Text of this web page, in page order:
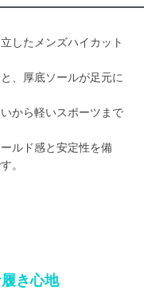
したメンズハイカット
、厚底ソールが足元に
から軽いスポーツまで
ルド感と安定性を備
。
き心地